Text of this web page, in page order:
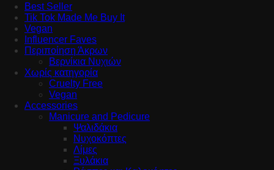
Best Seller
Tik Tok Made Me Buy It
Vegan
Influencer Faves
Περιποίηση Άκρων
Βερνίκια Νυχιών
Χωρίς κατηγορία
Cruelty Free
Vegan
Accessories
Manicure and Pedicure
Ψαλιδάκια
Νυχοκόπτες
Λίμες
Ξυλάκια